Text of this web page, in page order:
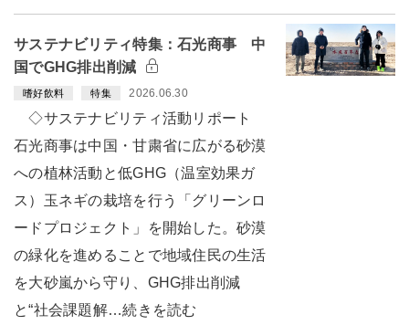
サステナビリティ特集：石光商事 中
国でGHG排出削減
嗜好飲料 特集 2026.06.30
◇サステナビリティ活動リポート
石光商事は中国・甘粛省に広がる砂漠
への植林活動と低GHG（温室効果ガ
ス）玉ネギの栽培を行う「グリーンロ
ードプロジェクト」を開始した。砂漠
の緑化を進めることで地域住民の生活
を大砂嵐から守り、GHG排出削減
と“社会課題解…続きを読む